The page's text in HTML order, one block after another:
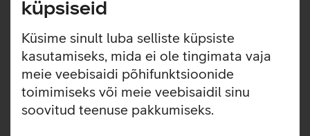
küpsiseid
Küsime sinult luba selliste küpsiste
kasutamiseks, mida ei ole tingimata vaja
meie veebisaidi põhifunktsioonide
toimimiseks või meie veebisaidil sinu
soovitud teenuse pakkumiseks.
Mobiil-ID on digitaalne isikutunnistus sinu
nutiseadmes, millega saad e-keskkondadesse
siseneda, makseid teha, lepinguid sõlmida,